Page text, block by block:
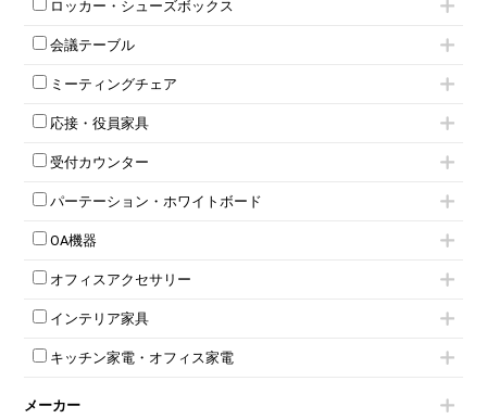
ワゴンその他
ローキャビネット
両開きキャビネット
スチールキャビネット
上下連結キャビネット
軽量ラック（スチールラック）
収納家具その他
両開書庫
ラテラル書庫
ロッカー・シューズボックス
1人用ロッカー
2人用ロッカー
3人用ロッカー
4人用ロッカー
5人用ロッカー
8人用ロッカー
多人数ロッカー
ダイヤル錠ロッカー
ダイヤル錠ロッカー
ワードローブ・クローゼット
会議テーブル
スタッキングテーブル
ネスティングテーブル
幕板付テーブル
カウンターテーブル
T字脚テーブル
会議テーブルW1200～
会議テーブルW1800～
平行スタックテーブル
会議テーブルその他
ミーティングチェア
キャスター付きミーティングチェア
スタッキングミーティングチェア
テーブル付きミーティングチェア
ネスティングミーティングチェア
折りたたみミーティングチェア
ハイチェア
ミーティングチェアその他
応接・役員家具
応接セット
応接ソファ
応接チェア
応接テーブル
応接・役員家具その他
受付カウンター
ローカウンター
ラウンジカウンター
受付カウンターその他
パーテーション・ホワイトボード
パーテーション
自立タイプパーテーション
パーテーションその他
脚付ホワイトボード
壁掛けホワイトボード
ホワイトボードその他
OA機器
電話機（ビジネスフォン）
シュレッダー
プロジェクター
スクリーン
その他OA機器
オフィスアクセサリー
チェア用台車
演台・講演台・演説台
防音パネル
個室ブース
コートハンガー・ポールハンガー
インテリア家具
モールドチェア
ダイニングチェア
カウンターテーブル
キッチン家電・オフィス家電
冷蔵庫・洗濯機
メーカー